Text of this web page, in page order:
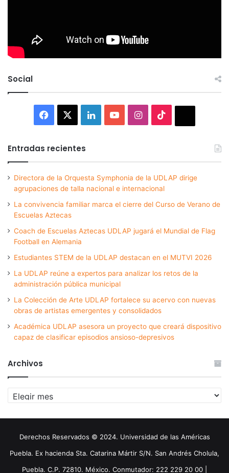
Social
Facebook LinkedInYouTubeInstagram
Entradas recientes
Directora de la Orquesta Symphonia de la UDLAP dirige
agrupaciones de talla nacional e internacional
La convivencia familiar marca el cierre del Curso de Verano de
Escuelas Aztecas
Coach de Escuelas Aztecas UDLAP jugará el Mundial de Flag
Football en Alemania
Estudiantes STEM de la UDLAP destacan en el MUTVI 2026
La UDLAP reúne a expertos para analizar los retos de la
administración pública municipal
La Colección de Arte UDLAP fortalece su acervo con nuevas
obras de artistas emergentes y consolidados
Académica UDLAP asesora un proyecto que creará dispositivo
capaz de clasificar episodios ansioso-depresivos
Archivos
Archivos
Derechos Reservados © 2024. Universidad de las Américas
Puebla. Ex hacienda Sta. Catarina Mártir S/N. San Andrés Cholula,
Puebla. C.P. 72810. México. Conmutador: 222 229 20 00 |